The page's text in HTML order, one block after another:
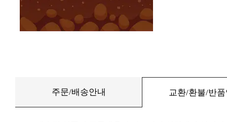
주문/배송안내 교환/환불/반